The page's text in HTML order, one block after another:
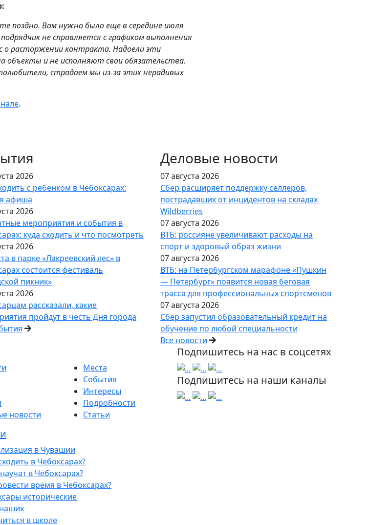
поздно. Вам нужно было еще в середине июля
не справляется с графиком выполнения
расторжении контракта. Надоели эти
объекты и не исполняют свои обязательства.
страдаем мы из-за этих нерадивых
.
2026
с ребенком в Чебоксарах:
афиша
2026
мероприятия и события в
куда сходить и что посмотреть
2026
в парке «Лакреевский лес» в
состоится фестиваль
пикник»
2026
рассказали, какие
пройдут в честь Дня города
Деловые новости
07 августа 2026
Сбер расширяет поддержку селлеров,
пострадавших от инцидентов на складах
Wildberries
07 августа 2026
ВТБ: россияне увеличивают расходы на
спорт и здоровый образ жизни
07 августа 2026
ВТБ: на Петербургском марафоне «Пушкин
— Петербург» появится новая беговая
трасса для профессиональных спортсменов
07 августа 2026
Сбер запустил образовательный кредит на
обучение по любой специальности
Все новости
новости
Места
События
Интересы
Подробности
Статьи
в Чувашии
в Чебоксарах?
в Чебоксарах?
время в Чебоксарах?
исторические
в школе
Подпишитесь на нас в соцсетях
Подпишитесь на наши каналы